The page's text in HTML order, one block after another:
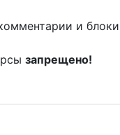
и
запрещено!